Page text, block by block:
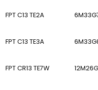
FPT C13 TE2A
FPT C13 TE3A
FPT CR13 TE7W